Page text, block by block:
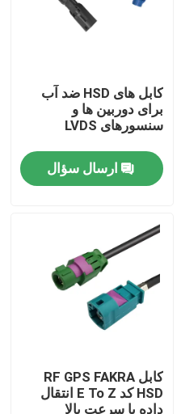
کابل های HSD ضد آب
برای دوربین ها و
سنسورهای LVDS
ارسال سؤال
کابل RF GPS FAKRA
HSD کد E To Z انتقال
داده با سرعت بالا